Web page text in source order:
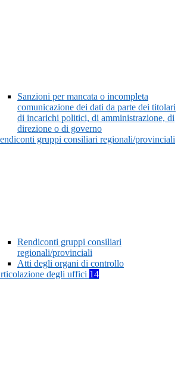
Sanzioni per mancata o incompleta
comunicazione dei dati da parte dei titolari
di incarichi politici, di amministrazione, di
direzione o di governo
gruppi consiliari regionali/provinciali
Rendiconti gruppi consiliari
regionali/provinciali
Atti degli organi di controllo
degli uffici 14